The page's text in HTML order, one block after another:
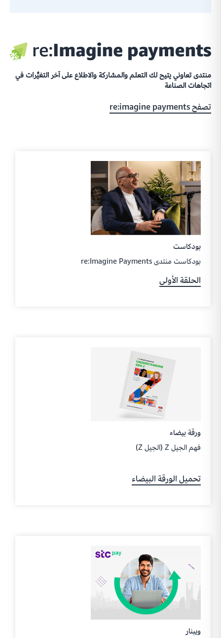
منتدى تعاوني يتيح لك التعلم والمشاركة والاطلاع على آخر التغيُّرات في
اتجاهات الصناعة
تصفح re:imagine payments
بودكاست
بودكاست منتدى re:Imagine Payments
الحلقة الأولى
ورقة بيضاء
فهم الجيل Z (الجيل Z)
تحميل الورقة البيضاء
ويبنار